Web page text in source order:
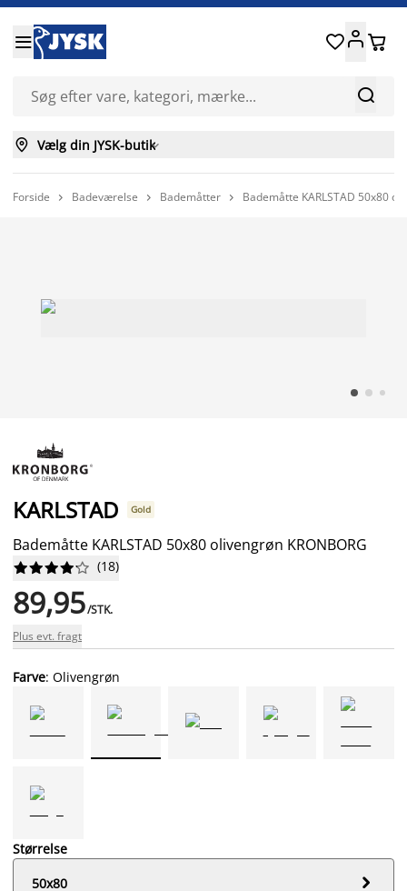


 
 Vælg din JYSK-butik
Forside  Badeværelse  Bademåtter  Bademåtte KARLSTAD 50x80
KARLSTAD Gold
Bademåtte KARLSTAD 50x80 olivengrøn KRONBORG





 (18)
89,95/STK.
Plus evt. fragt
Farve: Olivengrøn
Størrelse
50x80
